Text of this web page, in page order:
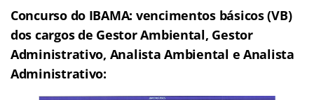
Concurso do IBAMA: vencimentos básicos (VB)
dos cargos de Gestor Ambiental, Gestor
Administrativo, Analista Ambiental e Analista
Administrativo: